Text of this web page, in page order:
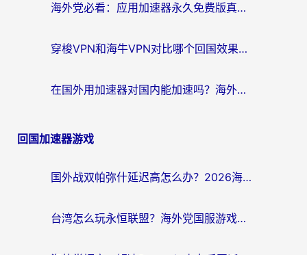
海外党必看：应用加速器永久免费版真的存在吗？教你选对回国加速器无缝刷国内资源
穿梭VPN和海牛VPN对比哪个回国效果更好？海外华人亲测3款热门加速器+避坑指南
在国外用加速器对国内能加速吗？海外党亲测有效的无缝访问指南
回国加速器游戏
国外战双帕弥什延迟高怎么办？2026海外畅玩国服游戏终极指南（附实测工具推荐）
台湾怎么玩永恒联盟？海外党国服游戏加速器选择全攻略（附3大热门游戏实测）